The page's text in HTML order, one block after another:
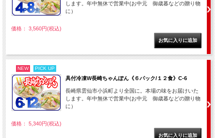
します。年中無休で営業中(お中元 御歳暮などの贈り物
に）
価格： 3,560円(税込)
NEW PICK UP
具付冷凍W長崎ちゃんぽん《６パック/１２食》C-6
長崎県雲仙市小浜町より全国に。本場の味をお届けいた
します。年中無休で営業中(お中元 御歳暮などの贈り物
に）
価格： 5,340円(税込)